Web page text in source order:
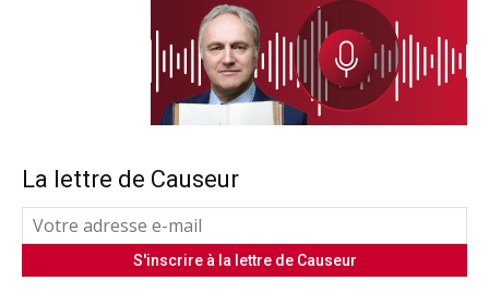
La lettre de Causeur